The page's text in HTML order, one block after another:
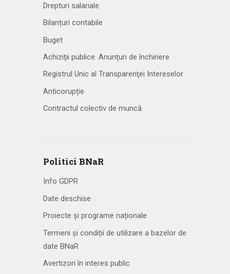
Drepturi salariale
Bilanțuri contabile
Buget
Achiziţii publice. Anunţuri de închiriere
Registrul Unic al Transparenţei Intereselor
Anticorupție
Contractul colectiv de muncă
Politici BNaR
Info GDPR
Date deschise
Proiecte și programe naționale
Termeni și condiții de utilizare a bazelor de
date BNaR
Avertizori în interes public